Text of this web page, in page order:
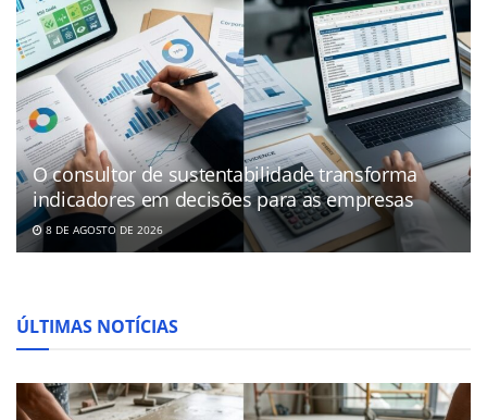
O consultor de sustentabilidade transforma
indicadores em decisões para as empresas
8 DE AGOSTO DE 2026
ÚLTIMAS NOTÍCIAS